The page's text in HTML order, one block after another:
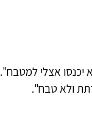
יכנסו אצלי למטבח".
ולא טבח".